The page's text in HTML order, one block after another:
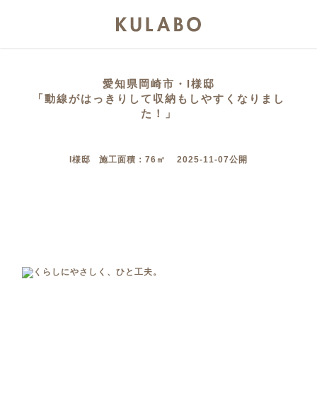
愛知県岡崎市・I様邸
「動線がはっきりして収納もしやすくなりまし
た！」
I様邸 施工面積：76㎡ 2025-11-07公開